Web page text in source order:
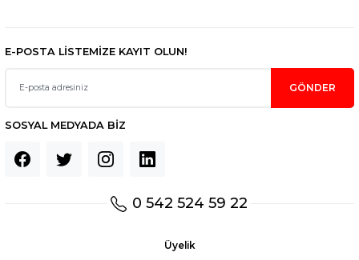
E-POSTA LİSTEMİZE KAYIT OLUN!
GÖNDER
SOSYAL MEDYADA BİZ
0 542 524 59 22
Üyelik